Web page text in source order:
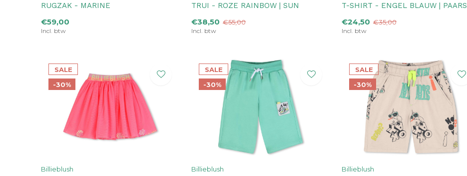
RUGZAK - MARINE
€59,00
Incl. btw
TRUI - ROZE RAINBOW | SUN
€38,50 €55,00
Incl. btw
T-SHIRT - ENGEL BLAUW | PAARS
€24,50 €35,00
Incl. btw
SALE
-30%
Billieblush
SALE
-30%
Billieblush
SALE
-30%
Billieblush